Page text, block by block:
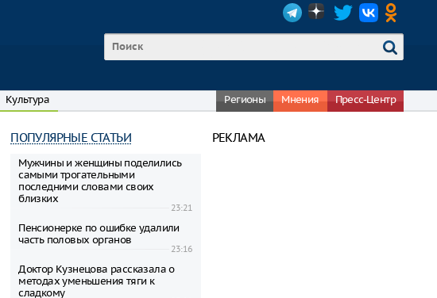
Культура Регионы Мнения Пресс-Центр
ПОПУЛЯРНЫЕ СТАТЬИ
Мужчины и женщины поделились
самыми трогательными
последними словами своих
близких
23:21
Пенсионерке по ошибке удалили
часть половых органов
23:16
Доктор Кузнецова рассказала о
методах уменьшения тяги к
сладкому
РЕКЛАМА